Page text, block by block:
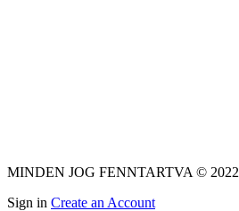
MINDEN JOG FENNTARTVA © 2022
Sign in Create an Account